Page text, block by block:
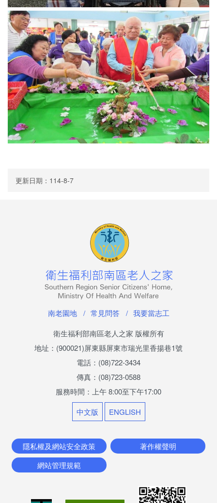
自立生活
志願服務
沿革及組織架構
服務項目
志工福利及榮譽榜
南老志工考核與退場機制
便民服務
場地利用進度查詢
檔案應用專區
相關連結
入家申請進度查詢
更新日期：114-8-7
南老園地 常見問答
我要當志工
衛生福利部南區老人之家 版權所有
地址：(900021)屏東縣屏東市瑞光里香揚巷1號
電話：(08)722-3434
傳真：(08)723-0588
服務時間：上午 8:00至下午17:00
中文版
ENGLISH
隱私權及網站安全政策
著作權聲明
網站管理規範